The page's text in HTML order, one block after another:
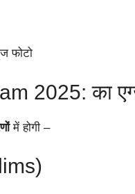
फोटो
2025: का
में होगी –